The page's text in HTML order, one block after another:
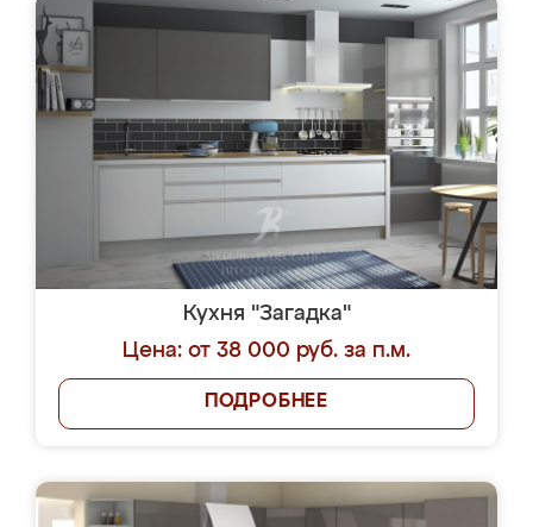
Кухня "Загадка"
Цена: от 38 000 руб. за п.м.
ПОДРОБНЕЕ